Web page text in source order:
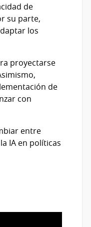
de
su parte,
los
proyectarse
de
con
entre
IA en políticas